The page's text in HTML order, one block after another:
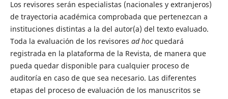
Los revisores serán especialistas (nacionales y extranjeros)
de trayectoria académica comprobada que pertenezcan a
instituciones distintas a la del autor(a) del texto evaluado.
Toda la evaluación de los revisores ad hocquedará
registrada en la plataforma de la Revista, de manera que
pueda quedar disponible para cualquier proceso de
auditoría en caso de que sea necesario. Las diferentes
etapas del proceso de evaluación de los manuscritos se